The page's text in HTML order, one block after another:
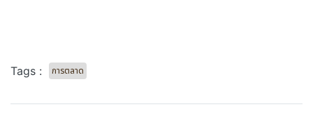
Tags : การตลาด